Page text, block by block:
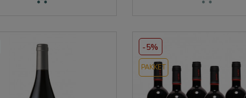
-5%
PAKKET